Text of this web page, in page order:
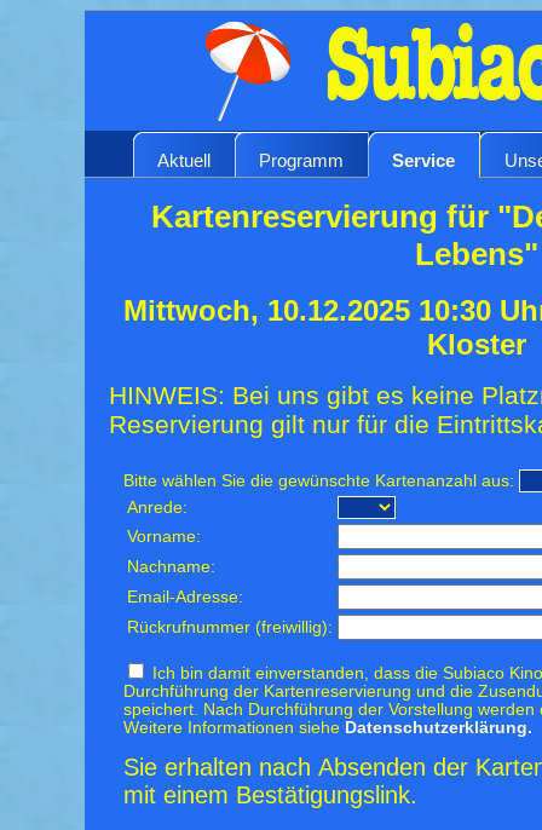
Aktuell Programm Service
Kartenreservierung für
Lebens"
Mittwoch, 10.12.2025 10:30
Kloster
HINWEIS: Bei uns gibt es keine
Reservierung gilt nur für die
Bitte wählen Sie die gewünschte Kartenanzahl aus:
Anrede:
Vorname:
Nachname:
Email-Adresse:
Rückrufnummer (freiwillig):
Ich bin damit einverstanden, dass die Subiaco
Durchführung der Kartenreservierung und die
speichert. Nach Durchführung der Vorstellung
Weitere Informationen siehe Datenschutzerklärung.
Sie erhalten nach Absenden der
mit einem Bestätigungslink.